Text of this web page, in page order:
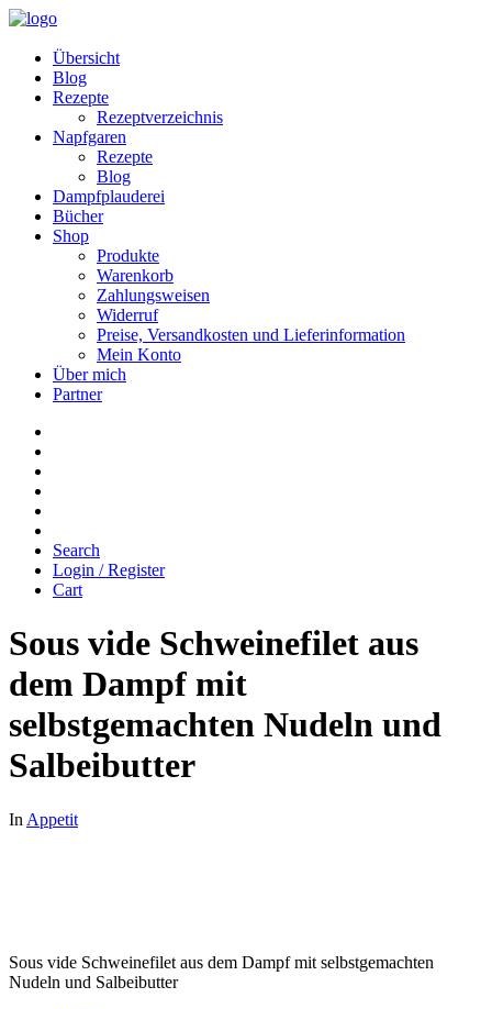
Übersicht
Blog
Rezepte
Rezeptverzeichnis
Napfgaren
Rezepte
Blog
Dampfplauderei
Bücher
Shop
Produkte
Warenkorb
Zahlungsweisen
Widerruf
Preise, Versandkosten und Lieferinformation
Mein Konto
Über mich
Partner
Search
Login / Register
Cart
Sous vide Schweinefilet aus
dem Dampf mit
selbstgemachten Nudeln und
Salbeibutter
In Appetit
Sous vide Schweinefilet aus dem Dampf mit selbstgemachten
Nudeln und Salbeibutter